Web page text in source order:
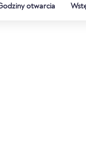
otwarcia